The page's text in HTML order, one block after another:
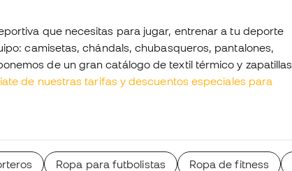
que necesitas para jugar, entrenar a tu deporte
camisetas, chándals, chubasqueros, pantalones,
de un gran catálogo de textil térmico y zapatillas
de nuestras tarifas y descuentos especiales para
Ropa para futbolistas Ropa de fitness